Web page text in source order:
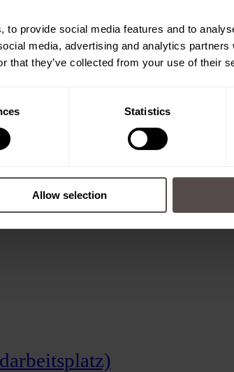
to provide social media features and to
media, advertising and analytics
that they’ve collected from your use of their
Statistics
Allow selection